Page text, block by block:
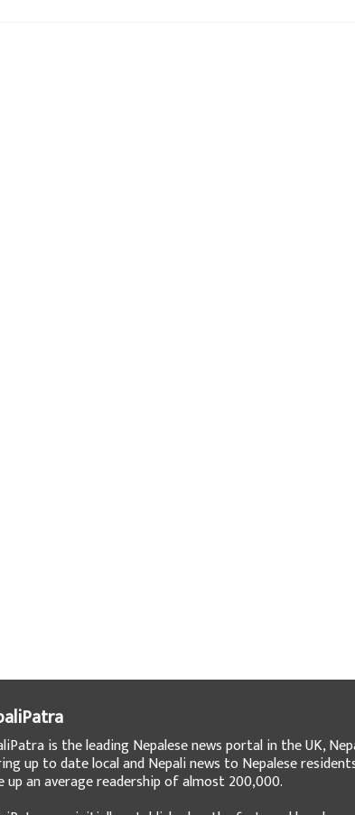
is the leading Nepalese news portal in the UK,
up to date local and Nepali news to Nepalese
up an average readership of almost 200,000.